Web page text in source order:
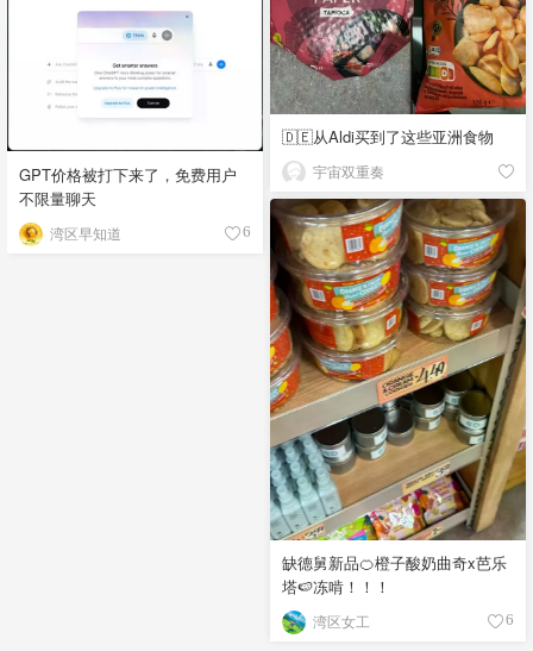
🇩🇪从Aldi买到了这些亚洲食物
宇宙双重奏
GPT价格被打下来了，免费用户
不限量聊天
湾区早知道 6
缺德舅新品🍊橙子酸奶曲奇x芭乐
塔🍉冻啃！！！
湾区女工 6